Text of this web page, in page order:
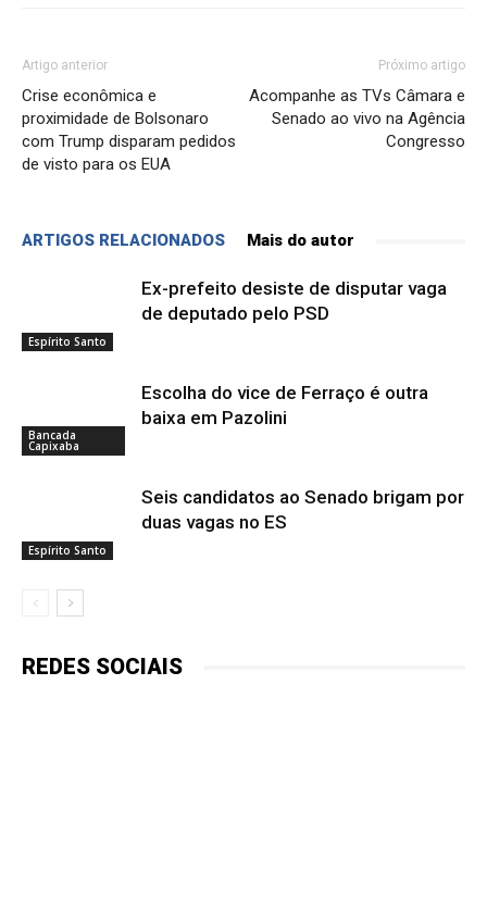
Artigo anterior
Crise econômica e
proximidade de Bolsonaro
com Trump disparam pedidos
de visto para os EUA
Próximo artigo
Acompanhe as TVs Câmara e
Senado ao vivo na Agência
Congresso
ARTIGOS RELACIONADOS Mais do autor
Espírito Santo
Ex-prefeito desiste de disputar vaga
de deputado pelo PSD
Bancada
Capixaba
Escolha do vice de Ferraço é outra
baixa em Pazolini
Espírito Santo
Seis candidatos ao Senado brigam por
duas vagas no ES
REDES SOCIAIS